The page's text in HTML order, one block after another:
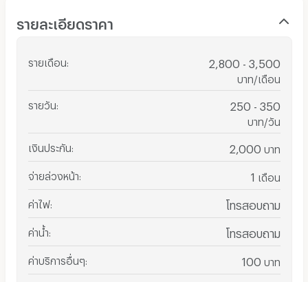
รายละเอียดราคา
รายเดือน 2,800 - 3,500
บาท/เดือน
รายวัน 250 - 350
บาท/วัน
เงินประกัน 2,000 บาท
จ่ายล่วงหน้า 1 เดือน
ค่าไฟ: โทรสอบถาม
ค่าน้ำ โทรสอบถาม
ค่าบริการอื่นๆ 100 บาท